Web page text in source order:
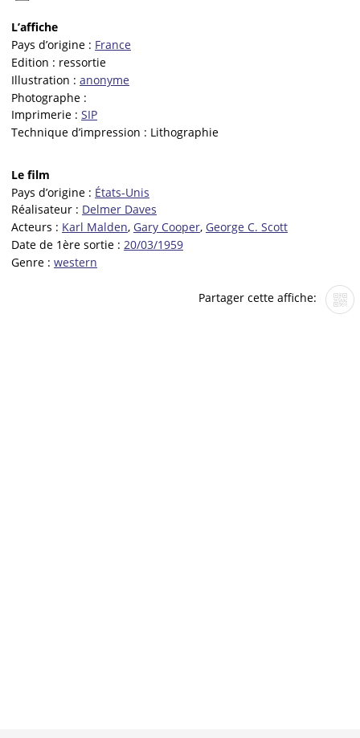
L’affiche
Pays d’origine : France
Edition : ressortie
Illustration : anonyme
Photographe :
Imprimerie : SIP
Technique d’impression : Lithographie
Le film
Pays d’origine : États-Unis
Réalisateur : Delmer Daves
Acteurs : Karl Malden, Gary Cooper, George C. Scott
Date de 1ère sortie : 20/03/1959
Genre : western
Partager cette affiche: